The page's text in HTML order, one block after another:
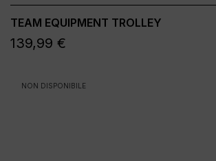
TEAM EQUIPMENT TROLLEY
139,99 €
NON DISPONIBILE